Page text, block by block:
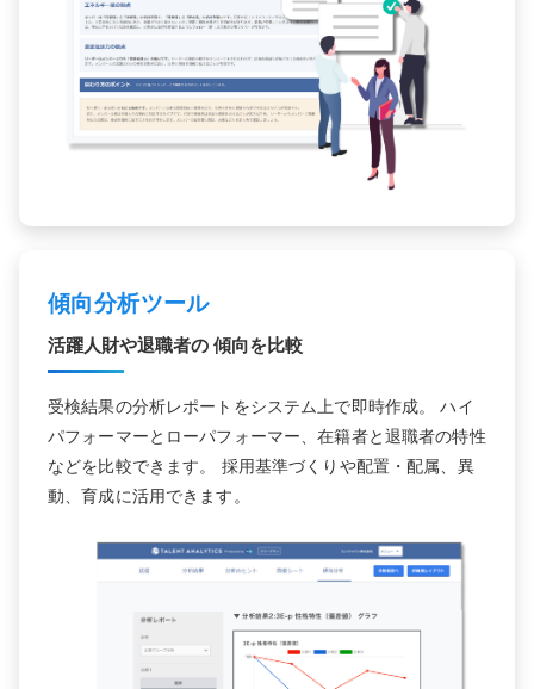
傾向分析ツール
活躍人財や退職者の 傾向を比較
受検結果の分析レポートをシステム上で即時作成。 ハイ
パフォーマーとローパフォーマー、在籍者と退職者の特性
などを比較できます。 採用基準づくりや配置・配属、異
動、育成に活用できます。